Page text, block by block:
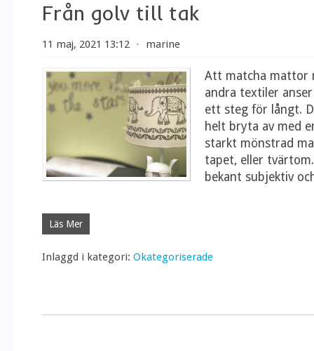
Från golv till tak
11 maj, 2021 13:12 ⋅ marine
Att matcha mattor
andra textiler
ett steg för långt.
helt bryta av med
starkt mönstrad
tapet, eller
bekant subjektiv
Läs Mer
Inlaggd i kategori: Okategoriserade